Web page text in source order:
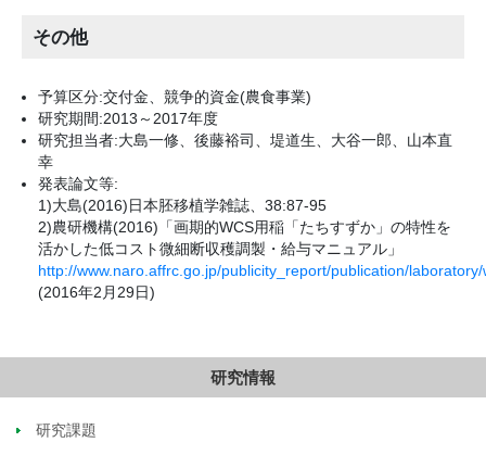
その他
予算区分:交付金、競争的資金(農食事業)
研究期間:2013～2017年度
研究担当者:大島一修、後藤裕司、堤道生、大谷一郎、山本直
幸
発表論文等:
1)大島(2016)日本胚移植学雑誌、38:87-95
2)農研機構(2016)「画期的WCS用稲「たちすずか」の特性を
活かした低コスト微細断収穫調製・給与マニュアル」
http://www.naro.affrc.go.jp/publicity_report/publication/
(2016年2月29日)
研究情報
研究課題